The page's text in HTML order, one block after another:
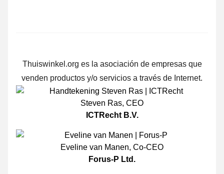
Thuiswinkel.org es la asociación de empresas que
venden productos y/o servicios a través de Internet.
Steven Ras, CEO
ICTRecht B.V.
Eveline van Manen, Co-CEO
Forus-P Ltd.